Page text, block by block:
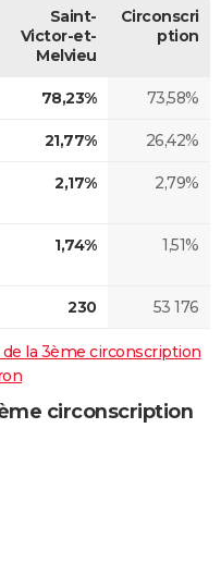
Saint-
Victor-et-
Melvieu
Circonscri
ption
78,23% 73,58%
21,77% 26,42%
2,17% 2,79%
1,74% 1,51%
230 53 176
la 3ème circonscription
circonscription